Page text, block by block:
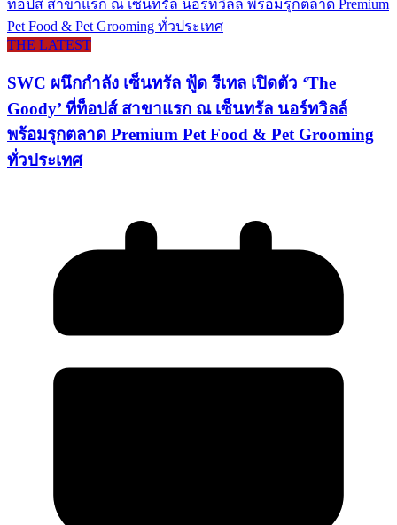
THE LATEST
SWC ผนึกกำลัง เซ็นทรัล ฟู้ด รีเทล เปิดตัว ‘The
Goody’ ที่ท็อปส์ สาขาแรก ณ เซ็นทรัล นอร์ทวิลล์
พร้อมรุกตลาด Premium Pet Food & Pet Grooming
ทั่วประเทศ